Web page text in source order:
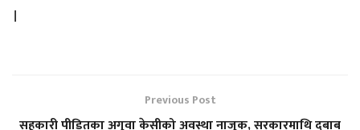
।
Previous Post
सहकारी पीडितका अगुवा केसीको अवस्था नाजुक, सरकारमाथि दबाब